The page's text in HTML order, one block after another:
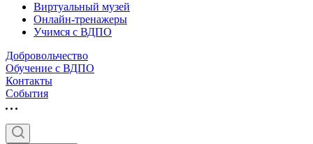
Виртуальный музей
Онлайн-тренажеры
Учимся с ВДПО
Добровольчество
Обучение с ВДПО
Контакты
События